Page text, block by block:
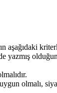
aşağıdaki
yazmış
olmalı,